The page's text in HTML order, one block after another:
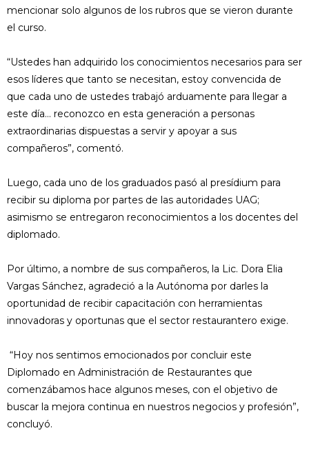
mencionar solo algunos de los rubros que se vieron durante
el curso.
“Ustedes han adquirido los conocimientos necesarios para ser
esos líderes que tanto se necesitan, estoy convencida de
que cada uno de ustedes trabajó arduamente para llegar a
este día… reconozco en esta generación a personas
extraordinarias dispuestas a servir y apoyar a sus
compañeros”, comentó.
Luego, cada uno de los graduados pasó al presídium para
recibir su diploma por partes de las autoridades UAG;
asimismo se entregaron reconocimientos a los docentes del
diplomado.
Por último, a nombre de sus compañeros, la Lic. Dora Elia
Vargas Sánchez, agradeció a la Autónoma por darles la
oportunidad de recibir capacitación con herramientas
innovadoras y oportunas que el sector restaurantero exige.
“Hoy nos sentimos emocionados por concluir este
Diplomado en Administración de Restaurantes que
comenzábamos hace algunos meses, con el objetivo de
buscar la mejora continua en nuestros negocios y profesión”,
concluyó.